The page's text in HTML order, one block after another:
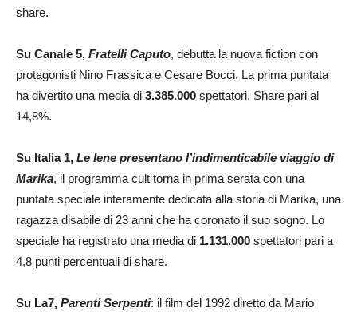
share.
Su Canale 5, Fratelli Caputo, debutta la nuova fiction con
protagonisti Nino Frassica e Cesare Bocci. La prima puntata
ha divertito una media di 3.385.000 spettatori. Share pari al
14,8%.
Su Italia 1, Le Iene presentano l’indimenticabile viaggio di
Marika, il programma cult torna in prima serata con una
puntata speciale interamente dedicata alla storia di Marika, una
ragazza disabile di 23 anni che ha coronato il suo sogno. Lo
speciale ha registrato una media di 1.131.000 spettatori pari a
4,8 punti percentuali di share.
Su La7, Parenti Serpenti: il film del 1992 diretto da Mario